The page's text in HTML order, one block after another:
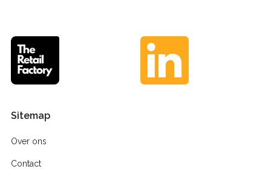
Sitemap
Over ons
Contact